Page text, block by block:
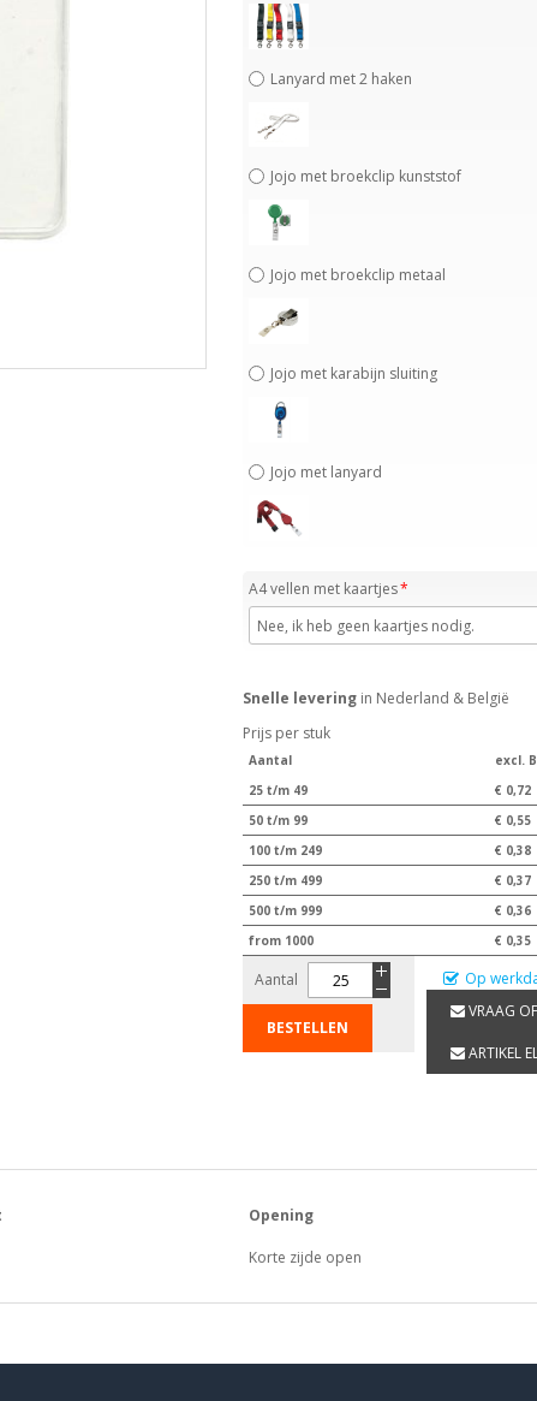
Lanyard met 2 haken
Jojo met broekclip kunststof
Jojo met broekclip metaal
Jojo met karabijn sluiting
Jojo met lanyard
A4 vellen met kaartjes
Snelle levering in Nederland & België
Prijs per stuk
Aantal excl.
25 t/m 49
€ 0,72
50 t/m 99
€ 0,55
100 t/m 249
€ 0,38
250 t/m 499
€ 0,37
500 t/m 999
€ 0,36
from 1000
€ 0,35
Op
Aantal
BESTELLEN
VRAAG
ARTIKEL
Opening
Korte zijde open